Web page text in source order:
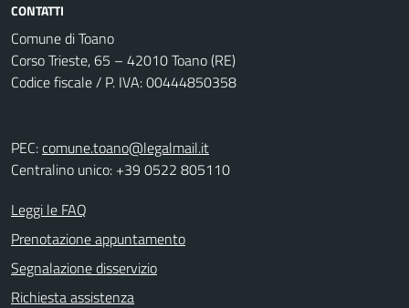
CONTATTI
Comune di Toano
Corso Trieste, 65 – 42010 Toano (RE)
Codice fiscale / P. IVA: 00444850358
PEC:comune.toano@legalmail.it
Centralino unico: +39 0522 805110
Leggi le FAQ
Prenotazione appuntamento
Segnalazione disservizio
Richiesta assistenza